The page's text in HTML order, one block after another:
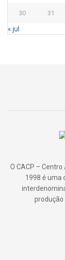
30 31
« jul
O CACP –
1998 é uma
produção